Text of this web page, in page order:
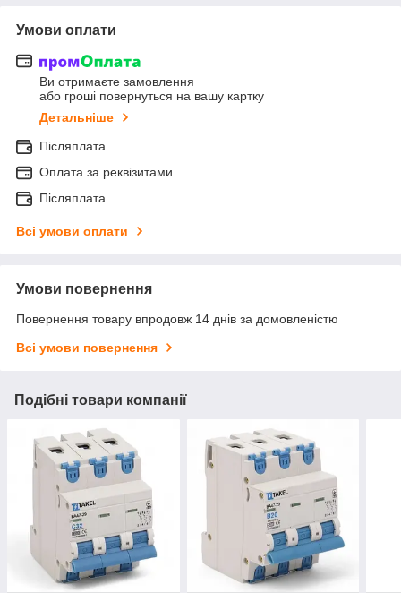
Умови оплати
Ви отримаєте замовлення
або гроші повернуться на вашу картку
Детальніше
Післяплата
Оплата за реквізитами
Післяплата
Всі умови оплати
Умови повернення
Повернення товару впродовж 14 днів за домовленістю
Всі умови повернення
Подібні товари компанії